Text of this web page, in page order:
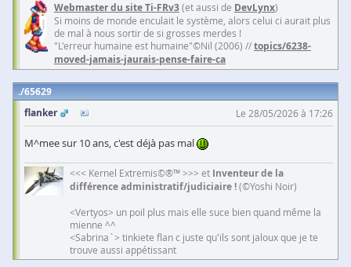
Webmaster du site Ti-FRv3(et aussi de DevLynx)
Si moins de monde enculait le système, alors celui ci aurait plus
de mal à nous sortir de si grosses merdes !
"L'erreur humaine est humaine"©Nil (2006) //topics/6238-
moved-jamais-jaurais-pense-faire-ca
65629
flanker
Le 28/05/2026 à 17:26
M^mee sur 10 ans, c'est déjà pas mal
<<< Kernel Extremis©®™ >>> et Inventeur de la
différence administratif/judiciaire !(©Yoshi Noir)
<Vertyos> un poil plus mais elle suce bien quand même la
mienne ^^
<Sabrina`> tinkiete flan c juste qu'ils sont jaloux que je te
trouve aussi appétissant